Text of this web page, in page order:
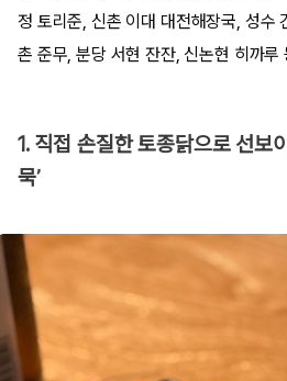
정 토리준, 신촌 이대 대전해장국, 성수
촌 준무, 분당 서현 잔잔, 신논현 히까루
1. 직접 손질한 토종닭으로 선보
묵’